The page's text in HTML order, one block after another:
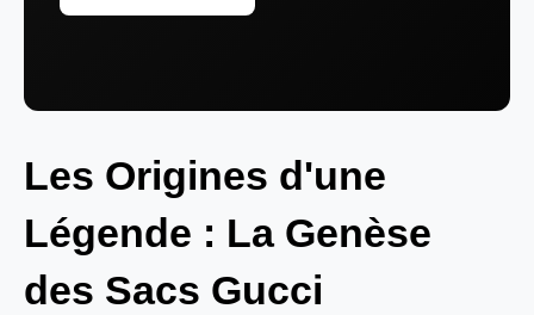
Les Origines d'une
Légende : La Genèse
des Sacs Gucci